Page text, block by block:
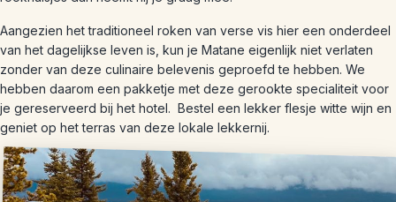
Aangezien het traditioneel roken van verse vis hier een onderdeel
van het dagelijkse leven is, kun je Matane eigenlijk niet verlaten
zonder van deze culinaire belevenis geproefd te hebben. We
hebben daarom een pakketje met deze gerookte specialiteit voor
je gereserveerd bij het hotel. Bestel een lekker flesje witte wijn en
geniet op het terras van deze lokale lekkernij.